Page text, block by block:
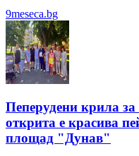
9meseca.bg
Пеперудени крила
открита е красива
площад "Дунав"